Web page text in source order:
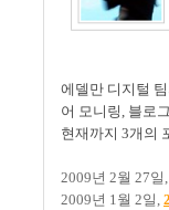
에델만 디지털
어 모니링 블로그
현재까지 3개의
2009년 2월 27일
2009년 1 월 2일